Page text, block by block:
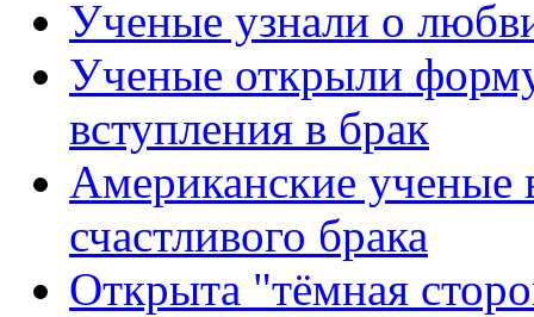
Ученые узнали о
Ученые открыли
вступления в брак
Американские
счастливого брака
Открыта "тёмная